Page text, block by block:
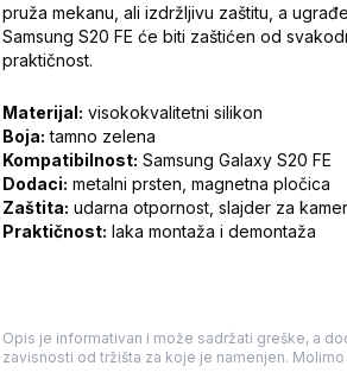
pruža mekanu, ali izdržljivu zaštitu, a
Samsung S20 FE će biti zaštićen od
praktičnost.
Materijal: visokokvalitetni silikon
Boja: tamno zelena
Kompatibilnost: Samsung Galaxy S20 FE
Dodaci: metalni prsten, magnetna pločica
Zaštita: udarna otpornost, slajder za
Praktičnost: laka montaža i demontaža
Opis je informativan i može sadržati greške, a
zavisnosti od tržišta za koje je namenjen.